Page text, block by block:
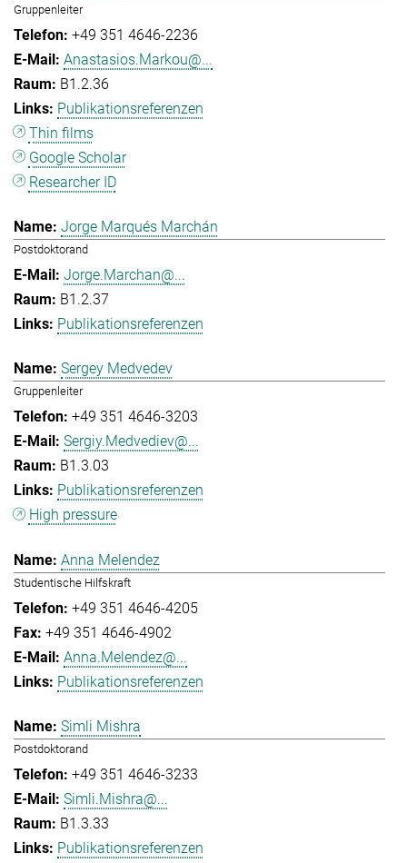
Gruppenleiter
+49 351 4646-2236
Anastasios.Markou@...
B1.2.36
Publikationsreferenzen
Thin films
Google Scholar
Researcher ID
Jorge Marqués Marchán
Postdoktorand
Jorge.Marchan@...
B1.2.37
Publikationsreferenzen
Sergey Medvedev
Gruppenleiter
+49 351 4646-3203
Sergiy.Medvediev@...
B1.3.03
Publikationsreferenzen
High pressure
Anna Melendez
Studentische Hilfskraft
+49 351 4646-4205
+49 351 4646-4902
Anna.Melendez@...
Publikationsreferenzen
Simli Mishra
Postdoktorand
+49 351 4646-3233
Simli.Mishra@...
B1.3.33
Publikationsreferenzen